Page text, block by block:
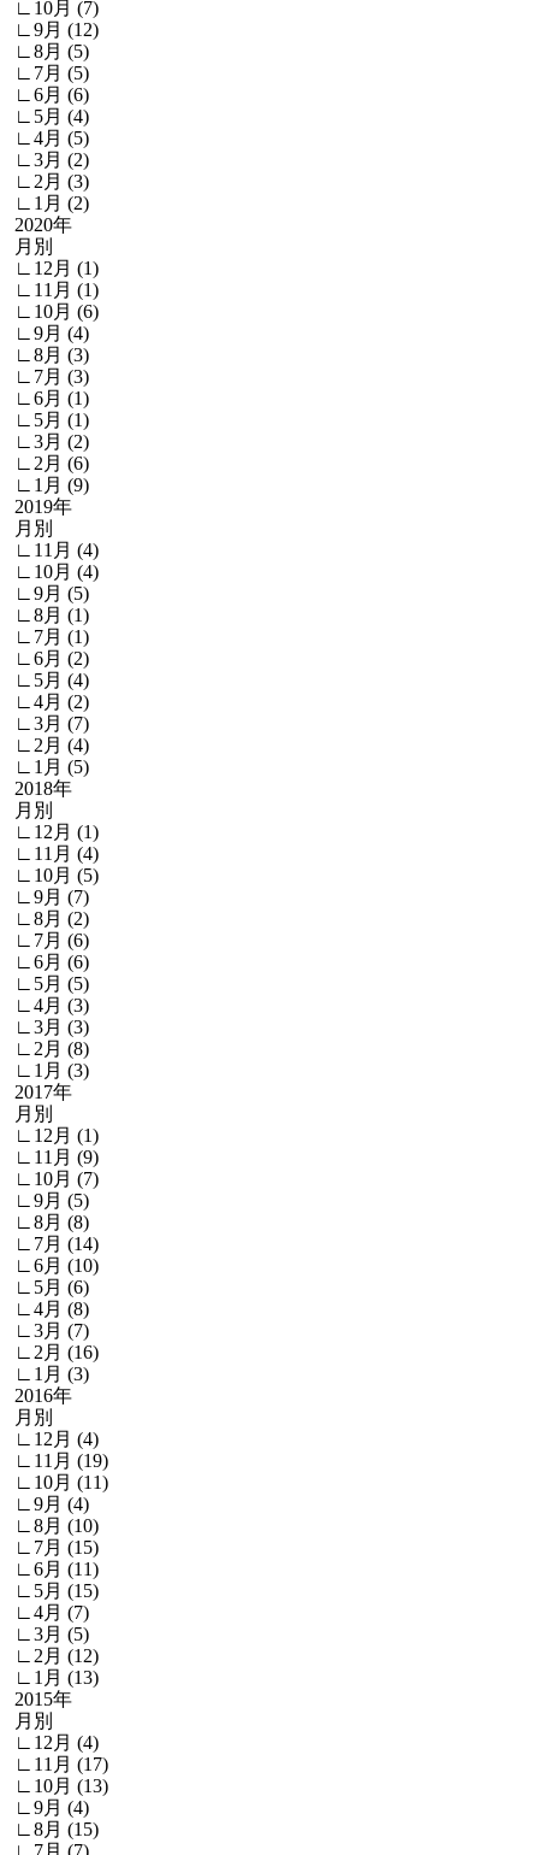
∟10月 (7)
∟9月 (12)
∟8月 (5)
∟7月 (5)
∟6月 (6)
∟5月 (4)
∟4月 (5)
∟3月 (2)
∟2月 (3)
∟1月 (2)
2020年
月別
∟12月 (1)
∟11月 (1)
∟10月 (6)
∟9月 (4)
∟8月 (3)
∟7月 (3)
∟6月 (1)
∟5月 (1)
∟3月 (2)
∟2月 (6)
∟1月 (9)
2019年
月別
∟11月 (4)
∟10月 (4)
∟9月 (5)
∟8月 (1)
∟7月 (1)
∟6月 (2)
∟5月 (4)
∟4月 (2)
∟3月 (7)
∟2月 (4)
∟1月 (5)
2018年
月別
∟12月 (1)
∟11月 (4)
∟10月 (5)
∟9月 (7)
∟8月 (2)
∟7月 (6)
∟6月 (6)
∟5月 (5)
∟4月 (3)
∟3月 (3)
∟2月 (8)
∟1月 (3)
2017年
月別
∟12月 (1)
∟11月 (9)
∟10月 (7)
∟9月 (5)
∟8月 (8)
∟7月 (14)
∟6月 (10)
∟5月 (6)
∟4月 (8)
∟3月 (7)
∟2月 (16)
∟1月 (3)
2016年
月別
∟12月 (4)
∟11月 (19)
∟10月 (11)
∟9月 (4)
∟8月 (10)
∟7月 (15)
∟6月 (11)
∟5月 (15)
∟4月 (7)
∟3月 (5)
∟2月 (12)
∟1月 (13)
2015年
月別
∟12月 (4)
∟11月 (17)
∟10月 (13)
∟9月 (4)
∟8月 (15)
∟7月 (7)